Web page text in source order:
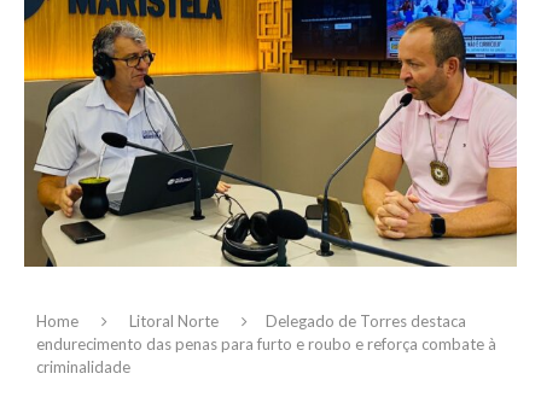
Home Litoral Norte
Delegado de Torres destaca
endurecimento das penas para furto e roubo e reforça combate à
criminalidade